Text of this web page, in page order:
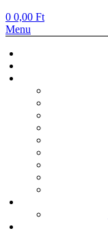
0 0,00 Ft
Menu